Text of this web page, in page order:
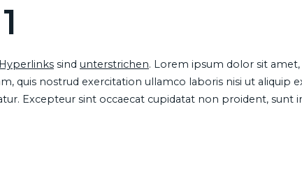
Hyperlinks sind unterstrichen. Lorem ipsum dolor sit amet,
quis nostrud exercitation ullamco laboris nisi ut
Excepteur sint occaecat cupidatat non proident,